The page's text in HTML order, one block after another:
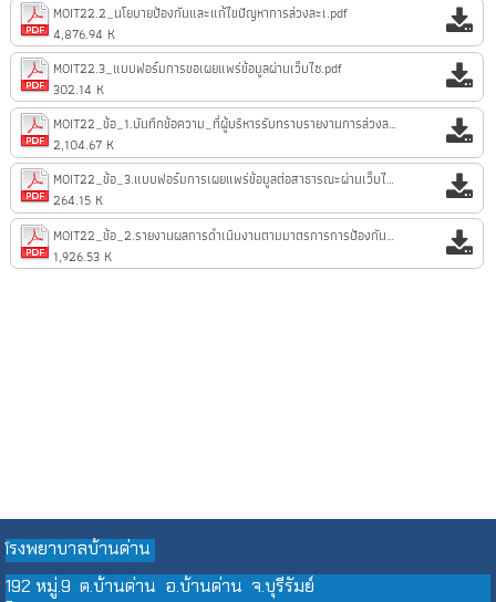
MOIT22.2_นโยบายป้องกันและแก้ไขปัญหาการล่วงละเ.pdf
4,876.94 K
MOIT22.3_แบบฟอร์มการขอเผยแพร่ข้อมูลผ่านเว็บไซ.pdf
302.14 K
MOIT22_ข้อ_1.บันทึกข้อความ_ที่ผู้บริหารรับทราบรายงานการล่วงละเมิดคุกคามทางเพศในการทำงาน.pdf
2,104.67 K
MOIT22_ข้อ_3.แบบฟอร์มการเผยแพร่ข้อมูลต่อสาธารณะผ่านเว็บไซต์หน่วยงาน.pdf
264.15 K
MOIT22_ข้อ_2.รายงานผลการดำเนินงานตามมาตรการการป้องกันและแก้ไขล่วงละเมิดคุกคามทางเพศในการทำงาน.pdf
1,926.53 K
โรงพยาบาลบ้านด่าน
192 หมู่.9 ต.บ้านด่าน อ.บ้านด่าน จ.บุรีรัมย์